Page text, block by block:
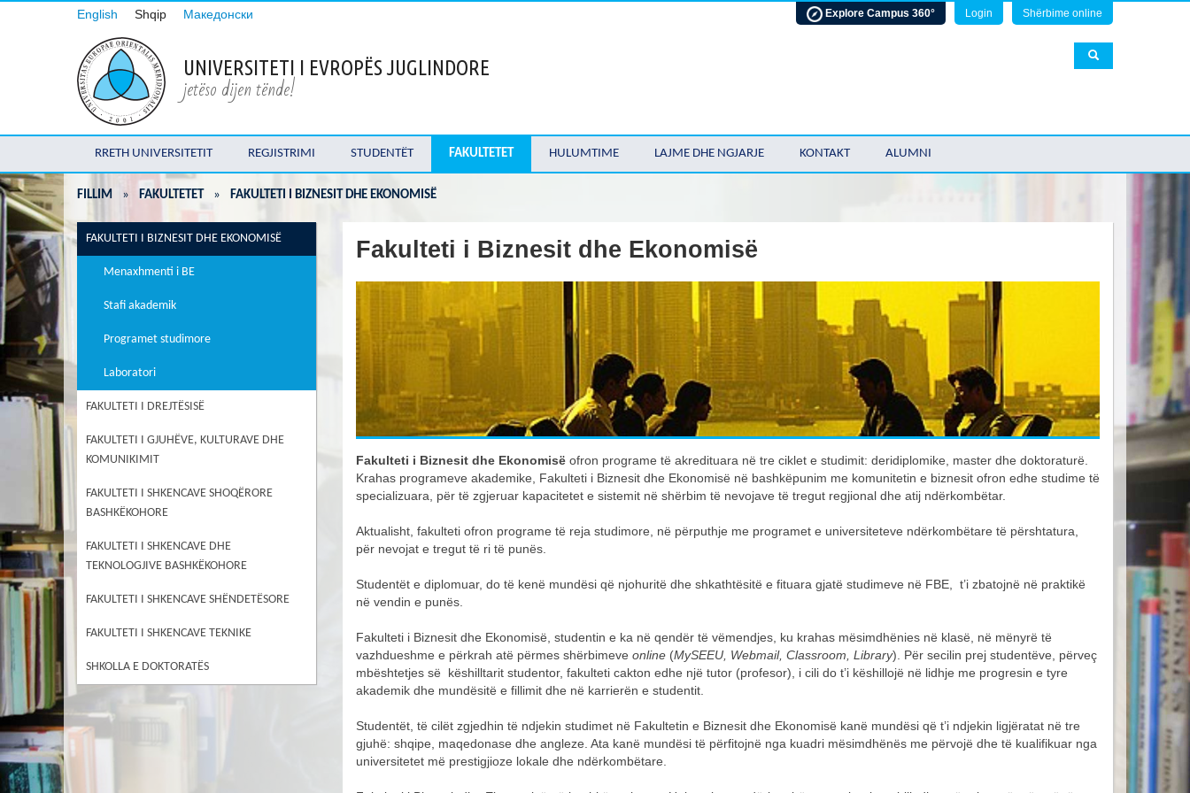
English Shqip Македонски
UNIVERSITETI I EVROPËS JUGLINDORE
jetëso dijen tënde!
Explore Campus 360° Login Shërbime online
RRETH UNIVERSITETIT REGJISTRIMI STUDENTËT FAKULTETET HULUMTIME LAJME DHE NGJARJE KONTAKT ALUMNI
FILLIM » FAKULTETET » FAKULTETI I BIZNESIT DHE EKONOMISË
FAKULTETI I BIZNESIT DHE EKONOMISË
Menaxhmenti i BE
Stafi akademik
Programet studimore
Laboratori
FAKULTETI I DREJTËSISË
FAKULTETI I GJUHËVE, KULTURAVE DHE
KOMUNIKIMIT
FAKULTETI I SHKENCAVE SHOQËRORE
BASHKËKOHORE
FAKULTETI I SHKENCAVE DHE
TEKNOLOGJIVE BASHKËKOHORE
FAKULTETI I SHKENCAVE SHËNDETËSORE
FAKULTETI I SHKENCAVE TEKNIKE
SHKOLLA E DOKTORATËS
Fakulteti i Biznesit dhe Ekonomisë
Fakulteti i Biznesit dhe Ekonomisë ofron programe të akredituara në tre ciklet e studimit: deridiplomike, master dhe doktoraturë.
Krahas programeve akademike, Fakulteti i Biznesit dhe Ekonomisë në bashkëpunim me komunitetin e biznesit ofron edhe studime të
specializuara, për të zgjeruar kapacitetet e sistemit në shërbim të nevojave të tregut regjional dhe atij ndërkombëtar.
Aktualisht, fakulteti ofron programe të reja studimore, në përputhje me programet e universiteteve ndërkombëtare të përshtatura,
për nevojat e tregut të ri të punës.
Studentët e diplomuar, do të kenë mundësi që njohuritë dhe shkathtësitë e fituara gjatë studimeve në FBE, t’i zbatojnë në praktikë
në vendin e punës.
Fakulteti i Biznesit dhe Ekonomisë, studentin e ka në qendër të vëmendjes, ku krahas mësimdhënies në klasë, në mënyrë të
vazhdueshme e përkrah atë përmes shërbimeve online (MySEEU, Webmail, Classroom, Library). Për secilin prej studentëve, përveç
mbështetjes së këshilltarit studentor, fakulteti cakton edhe një tutor (profesor), i cili do t’i këshillojë në lidhje me progresin e tyre
akademik dhe mundësitë e fillimit dhe në karrierën e studentit.
Studentët, të cilët zgjedhin të ndjekin studimet në Fakultetin e Biznesit dhe Ekonomisë kanë mundësi që t’i ndjekin ligjëratat në tre
gjuhë: shqipe, maqedonase dhe angleze. Ata kanë mundësi të përfitojnë nga kuadri mësimdhënës me përvojë dhe të kualifikuar nga
universitetet më prestigjioze lokale dhe ndërkombëtare.